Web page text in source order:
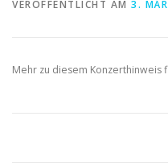
VERÖFFENTLICHT AM 3.
Mehr zu diesem Konzerthinweis